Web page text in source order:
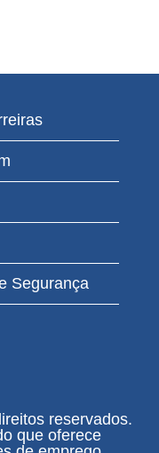
Segurança
reservados.
que oferece